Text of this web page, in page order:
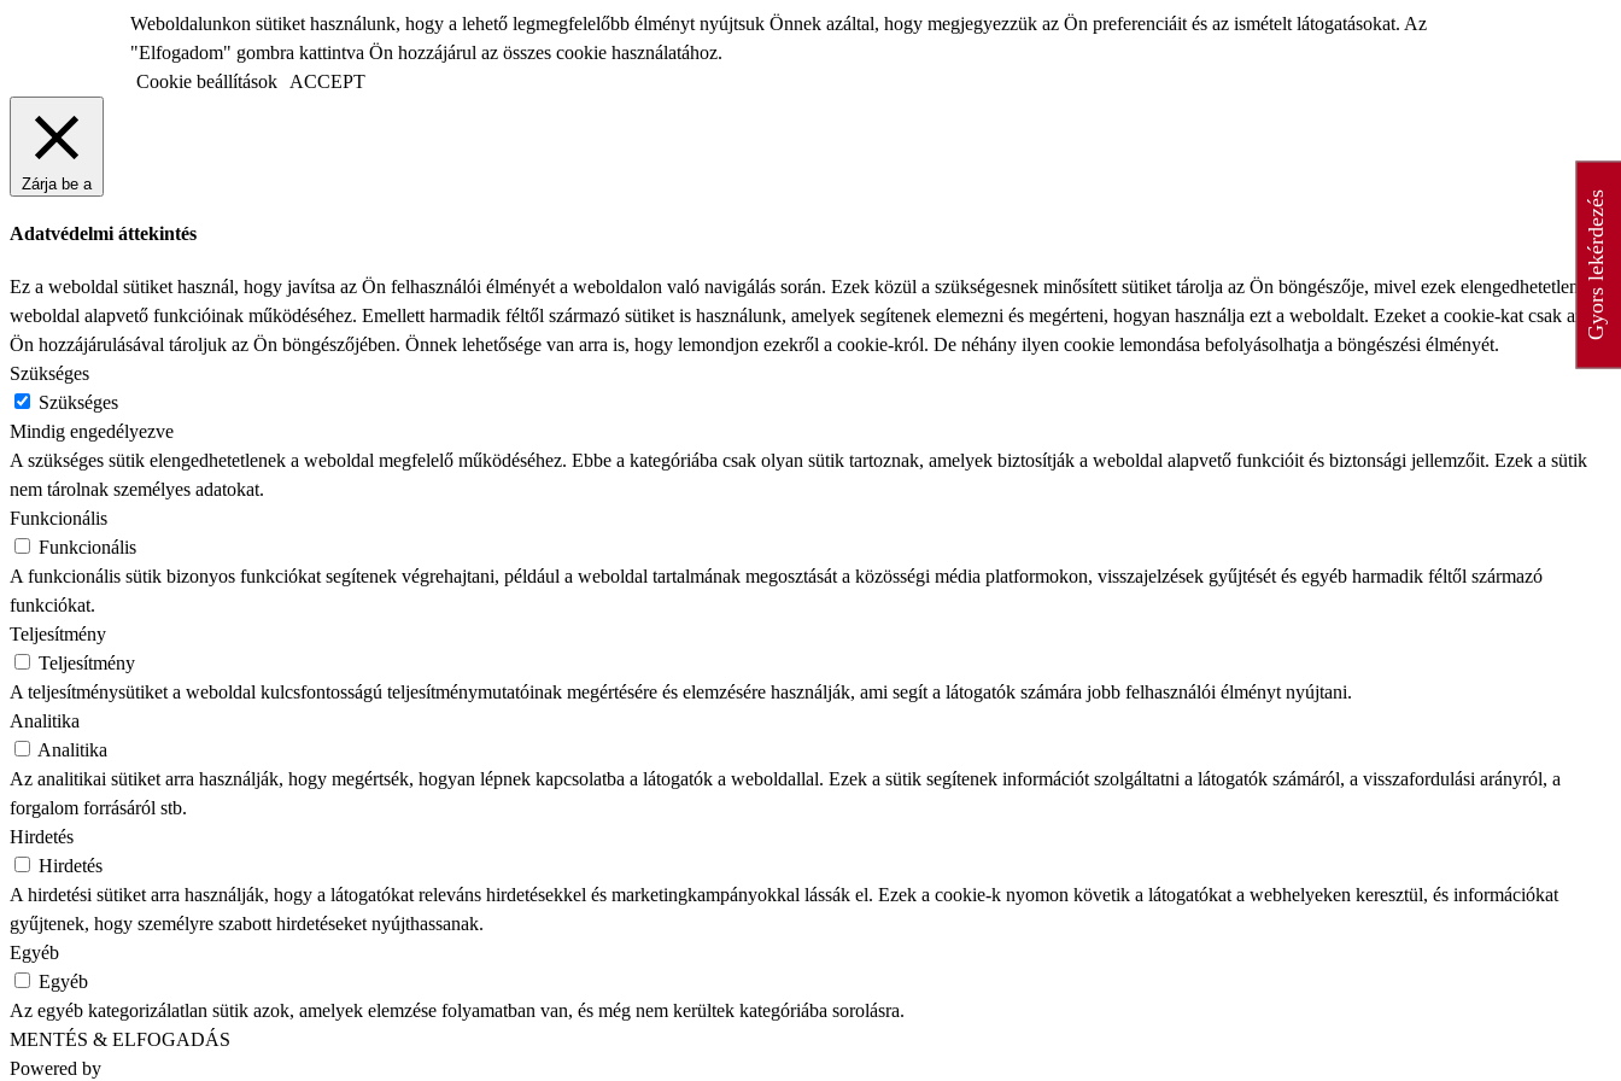
Gyors lekérdezés
Weboldalunkon sütiket használunk, hogy a lehető legmegfelelőbb élményt nyújtsuk Önnek azáltal, hogy megjegyezzük az Ön preferenciáit és az ismételt látogatásokat. Az
"Elfogadom" gombra kattintva Ön hozzájárul az összes cookie használatához.
Cookie beállítások
ACCEPT
Zárja be a
Adatvédelmi áttekintés
Ez a weboldal sütiket használ, hogy javítsa az Ön felhasználói élményét a weboldalon való navigálás során. Ezek közül a szükségesnek minősített sütiket tárolja az Ön böngészője, mivel ezek elengedhetetlenek a
weboldal alapvető funkcióinak működéséhez. Emellett harmadik féltől származó sütiket is használunk, amelyek segítenek elemezni és megérteni, hogyan használja ezt a weboldalt. Ezeket a cookie-kat csak az
Ön hozzájárulásával tároljuk az Ön böngészőjében. Önnek lehetősége van arra is, hogy lemondjon ezekről a cookie-król. De néhány ilyen cookie lemondása befolyásolhatja a böngészési élményét.
Szükséges
Szükséges
Mindig engedélyezve
A szükséges sütik elengedhetetlenek a weboldal megfelelő működéséhez. Ebbe a kategóriába csak olyan sütik tartoznak, amelyek biztosítják a weboldal alapvető funkcióit és biztonsági jellemzőit. Ezek a sütik
nem tárolnak személyes adatokat.
Funkcionális
Funkcionális
A funkcionális sütik bizonyos funkciókat segítenek végrehajtani, például a weboldal tartalmának megosztását a közösségi média platformokon, visszajelzések gyűjtését és egyéb harmadik féltől származó
funkciókat.
Teljesítmény
Teljesítmény
A teljesítménysütiket a weboldal kulcsfontosságú teljesítménymutatóinak megértésére és elemzésére használják, ami segít a látogatók számára jobb felhasználói élményt nyújtani.
Analitika
Analitika
Az analitikai sütiket arra használják, hogy megértsék, hogyan lépnek kapcsolatba a látogatók a weboldallal. Ezek a sütik segítenek információt szolgáltatni a látogatók számáról, a visszafordulási arányról, a
forgalom forrásáról stb.
Hirdetés
Hirdetés
A hirdetési sütiket arra használják, hogy a látogatókat releváns hirdetésekkel és marketingkampányokkal lássák el. Ezek a cookie-k nyomon követik a látogatókat a webhelyeken keresztül, és információkat
gyűjtenek, hogy személyre szabott hirdetéseket nyújthassanak.
Egyéb
Egyéb
Az egyéb kategorizálatlan sütik azok, amelyek elemzése folyamatban van, és még nem kerültek kategóriába sorolásra.
MENTÉS & ELFOGADÁS
Powered by